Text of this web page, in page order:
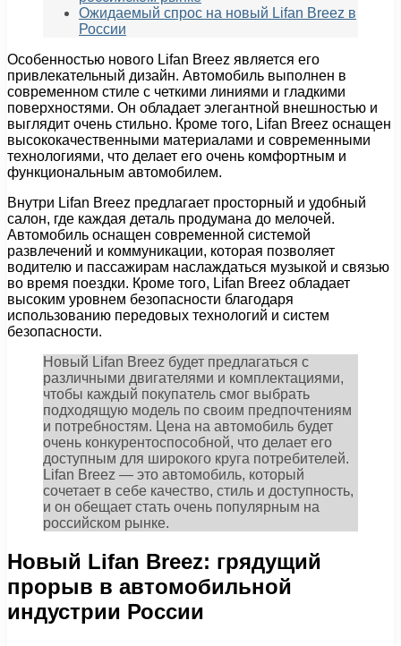
Ожидаемый спрос на новый Lifan Breez в
России
Особенностью нового Lifan Breez является его
привлекательный дизайн. Автомобиль выполнен в
современном стиле с четкими линиями и гладкими
поверхностями. Он обладает элегантной внешностью и
выглядит очень стильно. Кроме того, Lifan Breez оснащен
высококачественными материалами и современными
технологиями, что делает его очень комфортным и
функциональным автомобилем.
Внутри Lifan Breez предлагает просторный и удобный
салон, где каждая деталь продумана до мелочей.
Автомобиль оснащен современной системой
развлечений и коммуникации, которая позволяет
водителю и пассажирам наслаждаться музыкой и связью
во время поездки. Кроме того, Lifan Breez обладает
высоким уровнем безопасности благодаря
использованию передовых технологий и систем
безопасности.
Новый Lifan Breez будет предлагаться с
различными двигателями и комплектациями,
чтобы каждый покупатель смог выбрать
подходящую модель по своим предпочтениям
и потребностям. Цена на автомобиль будет
очень конкурентоспособной, что делает его
доступным для широкого круга потребителей.
Lifan Breez — это автомобиль, который
сочетает в себе качество, стиль и доступность,
и он обещает стать очень популярным на
российском рынке.
Новый Lifan Breez: грядущий
прорыв в автомобильной
индустрии России